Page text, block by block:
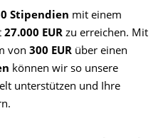
Stipendien mit einem
27.000 EUR zu erreichen. Mit
von 300 EUR über einen
können wir so unsere
unterstützen und Ihre